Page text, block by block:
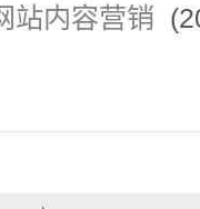
站内容营销